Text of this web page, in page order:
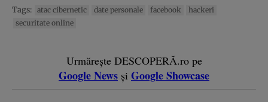
Tags: atac cibernetic date personale facebook
hackeri
securitate online
Urmărește DESCOPERĂ.ro pe
Google News și Google Showcase